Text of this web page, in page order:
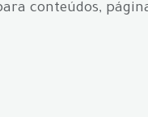
conteúdos,